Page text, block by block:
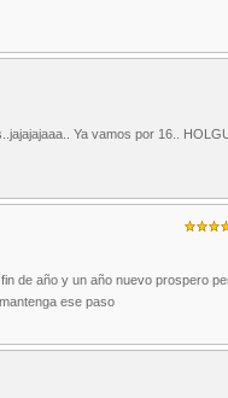
Ya vamos por 16..
de año y un año nuevo prospero
ese paso